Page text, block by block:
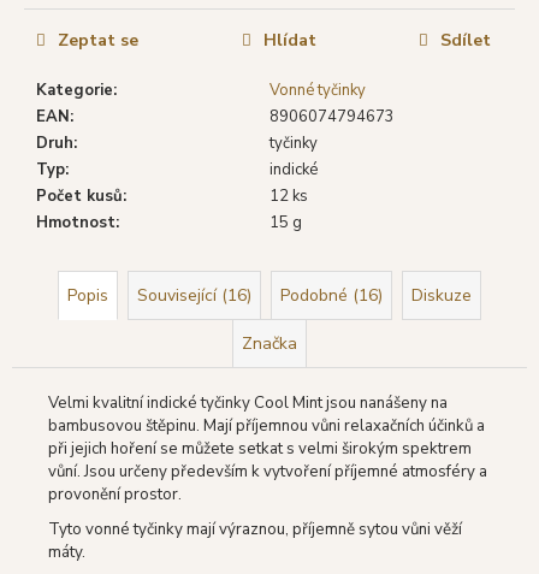
Kategorie:
Vonné tyčinky
EAN:
8906074794673
Druh:
tyčinky
Typ:
indické
Počet kusů:
12 ks
Hmotnost: 15 g
Zeptat se Hlídat Sdílet
Popis Související (16) Podobné (16) Diskuze
Značka
Velmi kvalitní indické tyčinky Cool Mint jsou nanášeny na
bambusovou štěpinu. Mají příjemnou vůni relaxačních účinků a
při jejich hoření se můžete setkat s velmi širokým spektrem
vůní. Jsou určeny především k vytvoření příjemné atmosféry a
provonění prostor.
Tyto vonné tyčinky mají výraznou, příjemně sytou vůni věží
máty.
u
m
SHRINIVAS
SATYA
VONNÉ
WHITE
SAGE
(BÍLÁ
Původně: